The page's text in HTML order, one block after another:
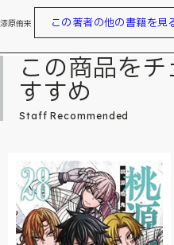
漆原侑来 この著者の他の書籍を見
この商品を
すすめ
Staff Recommended